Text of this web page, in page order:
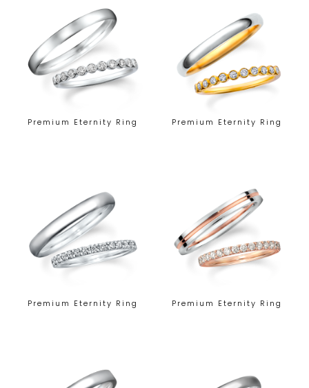
Premium Eternity Ring Premium Eternity Ring
Premium Eternity Ring Premium Eternity Ring